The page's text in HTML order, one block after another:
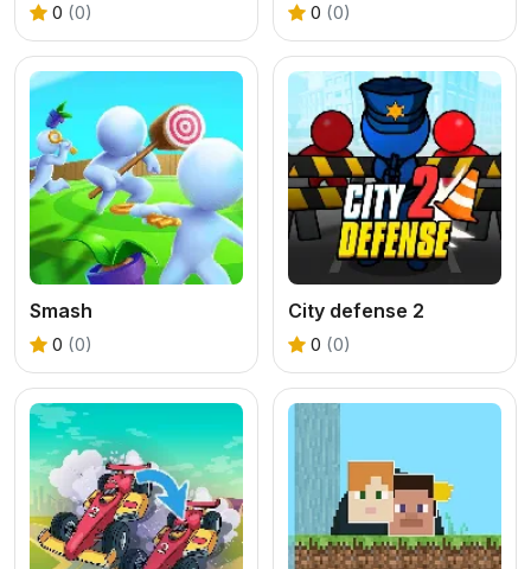
0 (0) 0 (0)
Smash
0 (0)
City defense 2
0 (0)